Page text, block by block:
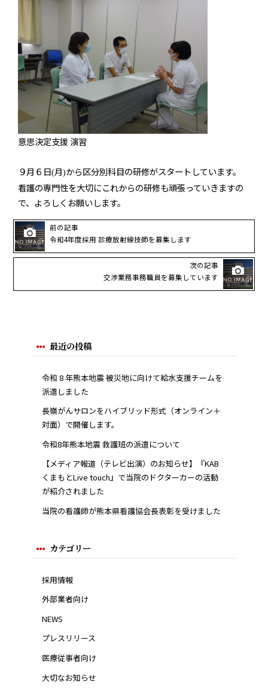
意思決定支援 演習
９月６日(月)から区分別科目の研修がスタートしています。
看護の専門性を大切にこれからの研修も頑張っていきますの
で、よろしくお願いします。
前の記事
令和4年度採用 診療放射線技師を募集します
次の記事
交渉業務事務職員を募集しています
最近の投稿
令和 8 年熊本地震 被災地に向けて給水支援チームを
派遣しました
長嶺がんサロンをハイブリッド形式（オンライン＋
対面）で開催します。
令和8年熊本地震 救護班の派遣について
【メディア報道（テレビ出演）のお知らせ】『KAB
くまもとLive touch』で当院のドクターカーの活動
が紹介されました
当院の看護師が熊本県看護協会長表彰を受けました
カテゴリー
採用情報
外部業者向け
NEWS
プレスリリース
医療従事者向け
大切なお知らせ